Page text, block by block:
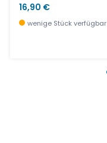
16,90 €
wenige Stück verfügbar